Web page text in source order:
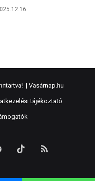
| Vasárnap.hu
tájékoztató
Spotify TikTok